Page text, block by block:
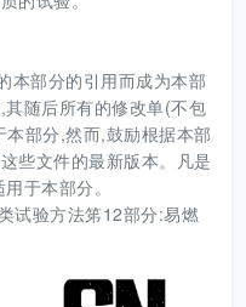
本部分的引用而成为本部
随后所有的修改单(不包
部分,然而,鼓励根据本部
些文件的最新版本。凡是
于本部分。
试验方法笫12部分:易燃